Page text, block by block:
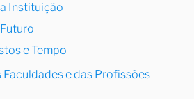
Instituição
e Tempo
Faculdades e das Profissões